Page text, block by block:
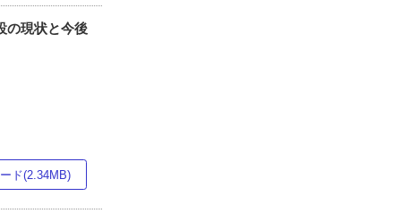
の現状と今後
ド(2.34MB)